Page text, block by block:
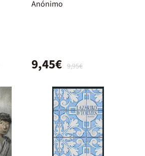
Anónimo
9,95€
9,45€